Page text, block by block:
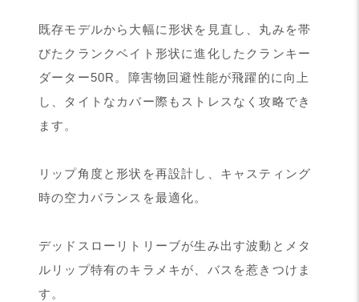
既存モデルから大幅に形状を見直し、丸みを帯
びたクランクベイト形状に進化したクランキー
ダーター50R。障害物回避性能が飛躍的に向上
し、タイトなカバー際もストレスなく攻略でき
ます。
リップ角度と形状を再設計し、キャスティング
時の空力バランスを最適化。
デッドスローリトリーブが生み出す波動とメタ
ルリップ特有のキラメキが、バスを惹きつけま
す。